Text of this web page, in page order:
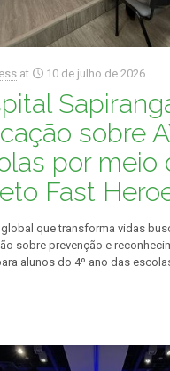
at 10 de julho de 2026
sobre
por meio
Fast
que transforma vidas
sobre prevenção e
alunos do 4º ano das